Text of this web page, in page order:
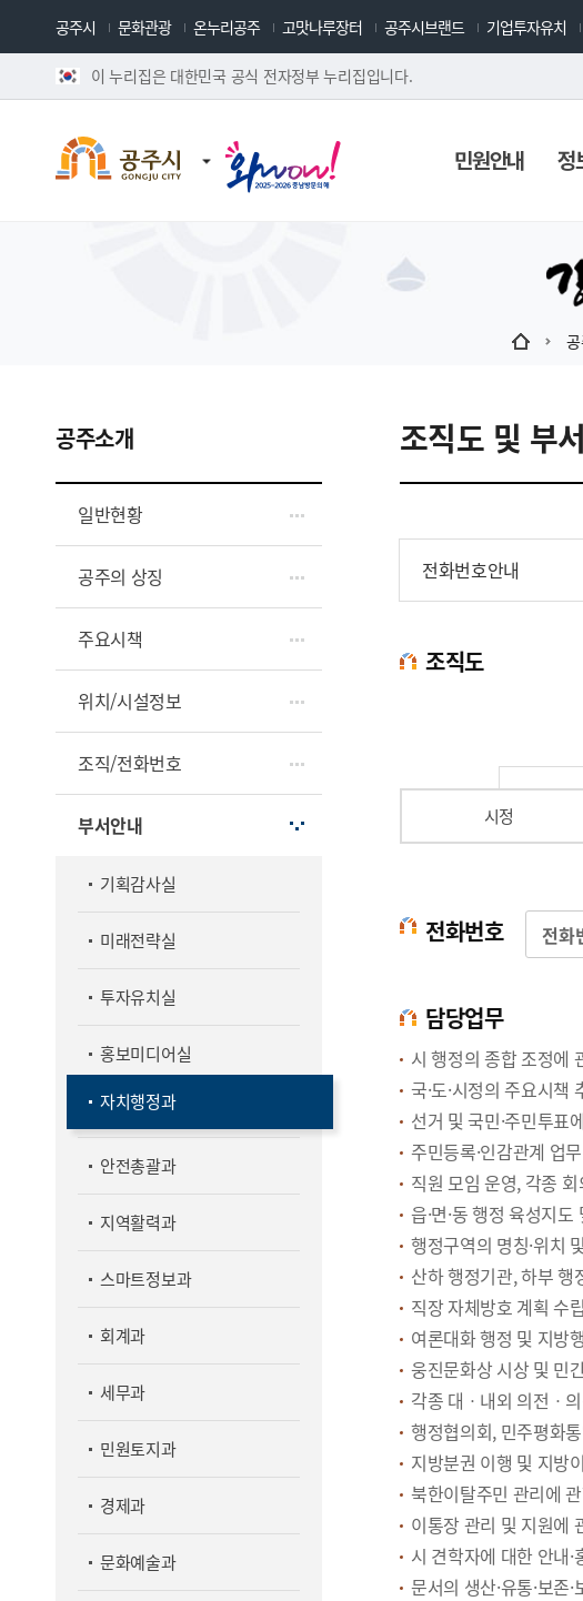
공주시 문화관광 온누리공주 고맛나루장터 공주시브랜드 기업투자유치
이 누리집은 대한민국 공식 전자정부 누리집입니다.
민원안내 정
공주소개
일반현황
공주의 상징
주요시책
위치/시설정보
조직/전화번호
부서안내
기획감사실
미래전략실
투자유치실
홍보미디어실
자치행정과
안전총괄과
지역활력과
스마트정보과
회계과
세무과
민원토지과
경제과
문화예술과
조직도 및 부
전화번호안내
조직도
시정
전화번호 전화
담당업무
시 행정의 종합 조정에
국·도·시정의 주요시책
선거 및 국민·주민투표
주민등록·인감관계 업
직원 모임 운영, 각종
읍·면·동 행정 육성지
행정구역의 명칭·위치
산하 행정기관, 하부
직장 자체방호 계획 수
여론대화 행정 및 지방
웅진문화상 시상 및 민
각종 대ㆍ내외 의전ㆍ
행정협의회, 민주평화
지방분권 이행 및 지방
북한이탈주민 관리에
이통장 관리 및 지원에
시 견학자에 대한 안내
문서의 생산·유통·보존